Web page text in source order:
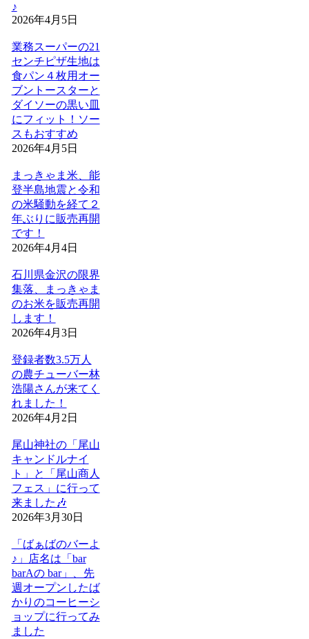
♪
2026年4月5日
業務スーパーの21
センチピザ生地は
食パン４枚用オー
ブントースターと
ダイソーの黒い皿
にフィット！ソー
スもおすすめ
2026年4月5日
まっきゃま米、能
登半島地震と令和
の米騒動を経て２
年ぶりに販売再開
です！
2026年4月4日
石川県金沢の限界
集落、まっきゃま
のお米を販売再開
します！
2026年4月3日
登録者数3.5万人
の農チューバー林
浩陽さんが来てく
れました！
2026年4月2日
尾山神社の「尾山
キャンドルナイ
ト」と「尾山商人
フェス」に行って
来ました🎶
2026年3月30日
「ばぁばのバーよ
♪」店名は「bar
barAの bar」、先
週オープンしたば
かりのコーヒーシ
ョップに行ってみ
ました